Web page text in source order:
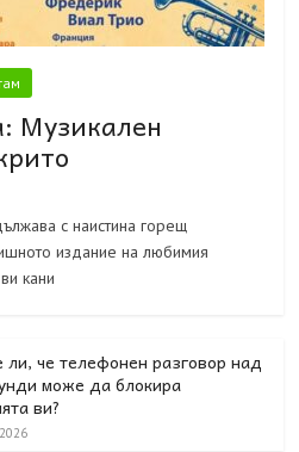
Музикален
с наистина горещ
издание на любимия
кани
ли, че телефонен разговор над
може да блокира
ви?